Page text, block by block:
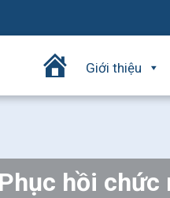
a
h
Giới thiệu
hồi chức